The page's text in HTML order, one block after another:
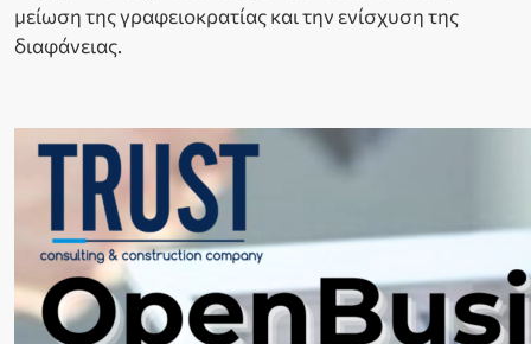
μείωση της γραφειοκρατίας και την ενίσχυση της
διαφάνειας.